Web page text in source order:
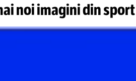
noi imagini din sport